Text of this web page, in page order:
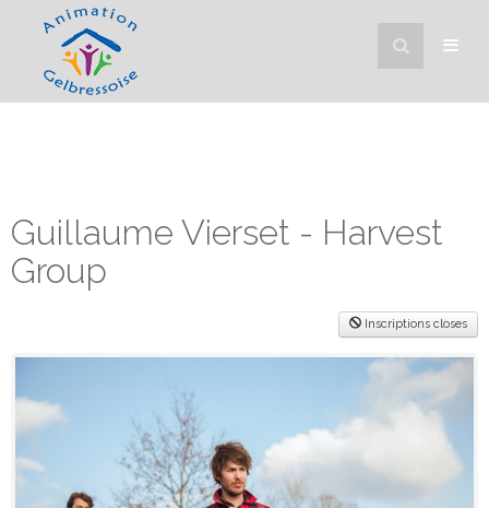
Guillaume Vierset - Harvest
Group
Inscriptions closes